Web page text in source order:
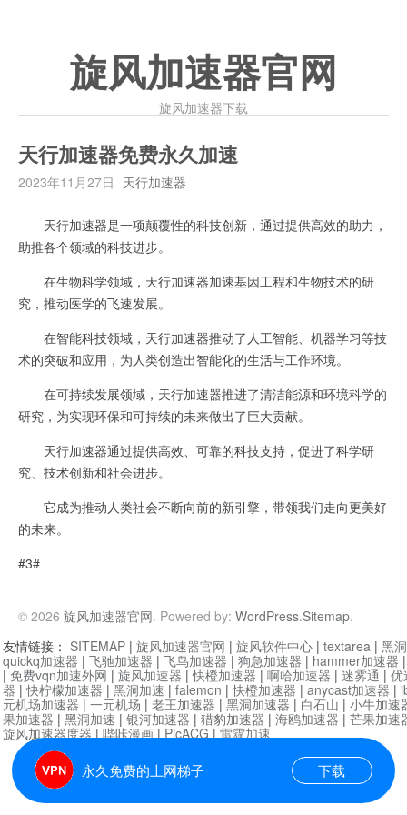
旋风加速器官网
旋风加速器下载
天行加速器免费永久加速
2023年11月27日 天行加速器
天行加速器是一项颠覆性的科技创新，通过提供高效的助力，
助推各个领域的科技进步。
在生物科学领域，天行加速器加速基因工程和生物技术的研
究，推动医学的飞速发展。
在智能科技领域，天行加速器推动了人工智能、机器学习等技
术的突破和应用，为人类创造出智能化的生活与工作环境。
在可持续发展领域，天行加速器推进了清洁能源和环境科学的
研究，为实现环保和可持续的未来做出了巨大贡献。
天行加速器通过提供高效、可靠的科技支持，促进了科学研
究、技术创新和社会进步。
它成为推动人类社会不断向前的新引擎，带领我们走向更美好
的未来。
#3#
© 2026 旋风加速器官网. Powered by: WordPress.Sitemap.
永久免费的上网梯子 下载
友情链接： SITEMAP | 旋风加速器官网 | 旋风软件中心 | textarea | 黑
quickq加速器 | 飞驰加速器 | 飞鸟加速器 | 狗急加速器 | hammer加速器
| 免费vqn加速外网 | 旋风加速器 |快橙加速器 | 啊哈加速器 | 迷雾通 | 优
器 |快柠檬加速器 | 黑洞加速 | falemon |快橙加速器 | anycast加速器 |
元机场加速器 | 一元机场 | 老王加速器 | 黑洞加速器 | 白石山 | 小牛加速
果加速器 | 黑洞加速 | 银河加速器 | 猎豹加速器 | 海鸥加速器 | 芒果加速
旋风加速器度器|哔咔漫画|PicACG|雷霆加速